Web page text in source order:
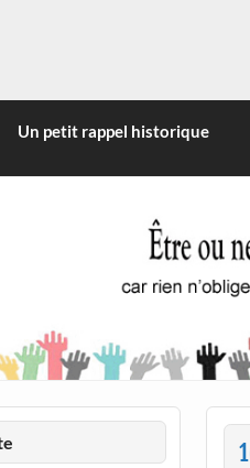
ET-VILAINE
Un petit rappel historique